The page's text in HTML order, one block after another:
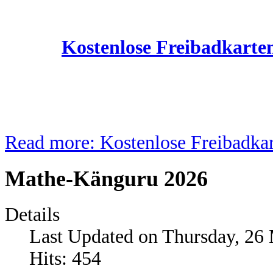
Kostenlose
Read more: Kostenlose
Mathe-Känguru 2026
Details
Last Updated on Thursday,
Hits: 454